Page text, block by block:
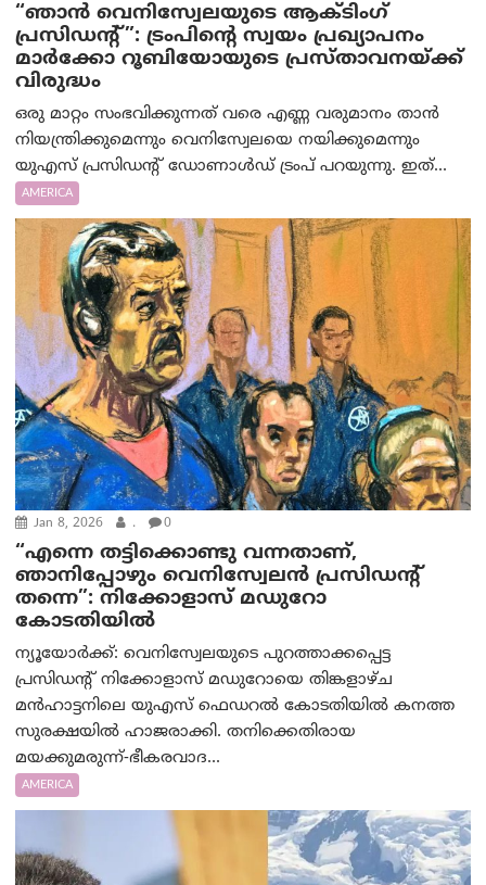
“ഞാന്‍ വെനിസ്വേലയുടെ ആക്ടിംഗ്
പ്രസിഡന്റ്”: ട്രം‌പിന്റെ സ്വയം പ്രഖ്യാപനം
മാർക്കോ റൂബിയോയുടെ പ്രസ്താവനയ്ക്ക്
വിരുദ്ധം
ഒരു മാറ്റം സംഭവിക്കുന്നത് വരെ എണ്ണ വരുമാനം താൻ
നിയന്ത്രിക്കുമെന്നും വെനിസ്വേലയെ നയിക്കുമെന്നും
യുഎസ് പ്രസിഡന്റ് ഡോണാള്‍ഡ് ട്രം‌പ് പറയുന്നു. ഇത്...
AMERICA
Jan 8, 2026 . 0
“എന്നെ തട്ടിക്കൊണ്ടു വന്നതാണ്,
ഞാനിപ്പോഴും വെനിസ്വേലന്‍ പ്രസിഡന്റ്
തന്നെ”: നിക്കോളാസ് മഡുറോ
കോടതിയില്‍
ന്യൂയോർക്ക്: വെനിസ്വേലയുടെ പുറത്താക്കപ്പെട്ട
പ്രസിഡന്റ് നിക്കോളാസ് മഡുറോയെ തിങ്കളാഴ്ച
മന്‍‌ഹാട്ടനിലെ യുഎസ് ഫെഡറൽ കോടതിയിൽ കനത്ത
സുരക്ഷയിൽ ഹാജരാക്കി. തനിക്കെതിരായ
മയക്കുമരുന്ന്-ഭീകരവാദ...
AMERICA